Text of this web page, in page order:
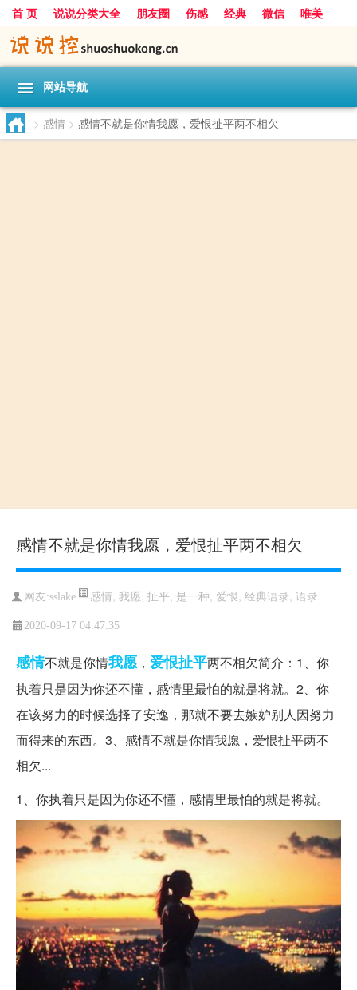
首 页 说说分类大全 朋友圈 伤感 经典 微信
唯美
励志
爱情 搞笑
网站导航
> 感情 > 感情不就是你情我愿，爱恨扯平两不相欠
感情不就是你情我愿，爱恨扯平两不相欠
网友:sslake 感情, 我愿, 扯平, 是一种, 爱恨, 经典语录, 语录
2020-09-17 04:47:35
感情不就是你情我愿， 爱恨扯平两不相欠简介：1、你
执着只是因为你还不懂，感情里最怕的就是将就。2、你
在该努力的时候选择了安逸，那就不要去嫉妒别人因努力
而得来的东西。3、感情不就是你情我愿，爱恨扯平两不
相欠...
1、你执着只是因为你还不懂，感情里最怕的就是将就。